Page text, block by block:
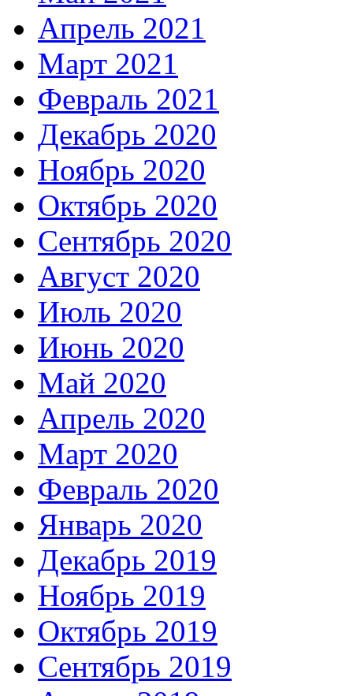
Апрель 2021
Март 2021
Февраль 2021
Декабрь 2020
Ноябрь 2020
Октябрь 2020
Сентябрь 2020
Август 2020
Июль 2020
Июнь 2020
Май 2020
Апрель 2020
Март 2020
Февраль 2020
Январь 2020
Декабрь 2019
Ноябрь 2019
Октябрь 2019
Сентябрь 2019